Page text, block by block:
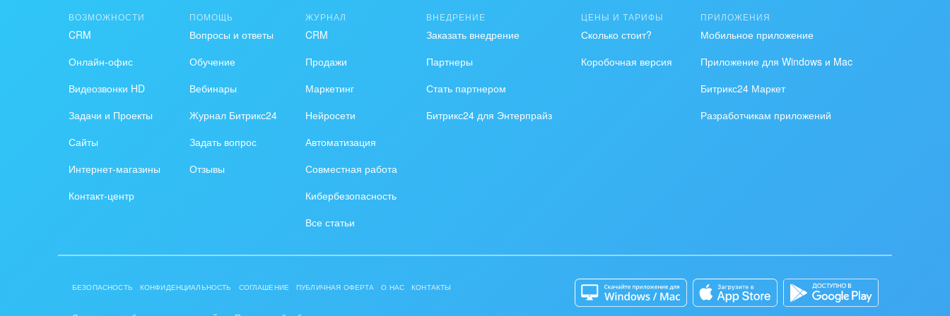
Анкеты моряков:
Новая анкета моряка
Рассмотрение заявки
Собеседование
Дополнительное обучение
Отправление в рейс
Заявки судовладельцев:
Новая заявка
Подготовка документов
** Подробное описание каждой стадии насайте приложения.
АВТОМАТИЧЕСКИЙ ПОИСК ВАКАНСИЙ
ВОЗМОЖНОСТИ
CRM
Онлайн-офис
Видеозвонки HD
Задачи и Проекты
Сайты
Интернет-магазины
Контакт-центр
ПОМОЩЬ
Вопросы и ответы
Обучение
Вебинары
Журнал Битрикс24
Задать вопрос
Отзывы
ЖУРНАЛ
CRM
Продажи
Маркетинг
Нейросети
Автоматизация
Совместная работа
Кибербезопасность
Все статьи
ВНЕДРЕНИЕ
Заказать внедрение
Партнеры
Стать партнером
Битрикс24 для Энтерпрайз
ЦЕНЫ И ТАРИФЫ
Сколько стоит?
Коробочная версия
ПРИЛОЖЕНИЯ
Мобильное приложение
Приложение для Windows и Mac
Битрикс24 Маркет
Разработчикам приложений
БЕЗОПАСНОСТЬ КОНФИДЕНЦИАЛЬНОСТЬ СОГЛАШЕНИЕ ПУБЛИЧНАЯ ОФЕРТА О НАС КОНТАКТЫ